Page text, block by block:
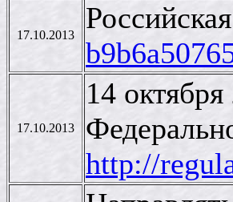
17.10.2013
17.10.2013
14
http://